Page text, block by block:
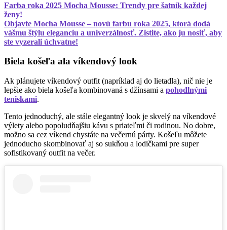
Farba roka 2025 Mocha Mousse: Trendy pre šatník každej
ženy!
Objavte Mocha Mousse – novú farbu roka 2025, ktorá dodá
vášmu štýlu eleganciu a univerzálnosť. Zistite, ako ju nosiť, aby
ste vyzerali úchvatne!
Biela košeľa ala víkendový look
Ak plánujete víkendový outfit (napríklad aj do lietadla), nič nie je
lepšie ako biela košeľa kombinovaná s džínsami a pohodlnými
teniskami.
Tento jednoduchý, ale stále elegantný look je skvelý na víkendové
výlety alebo popoludňajšiu kávu s priateľmi či rodinou. No dobre,
možno sa cez víkend chystáte na večernú párty. Košeľu môžete
jednoducho skombinovať aj so sukňou a lodičkami pre super
sofistikovaný outfit na večer.